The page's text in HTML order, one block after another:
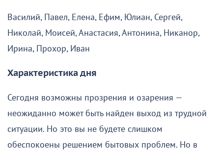
Василий, Павел, Елена, Ефим, Юлиан, Сергей,
Николай, Моисей, Анастасия, Антонина, Никанор,
Ирина, Прохор, Иван
Характеристика дня
Сегодня возможны прозрения и озарения —
неожиданно может быть найден выход из трудной
ситуации. Но это вы не будете слишком
обеспокоены решением бытовых проблем. Но в